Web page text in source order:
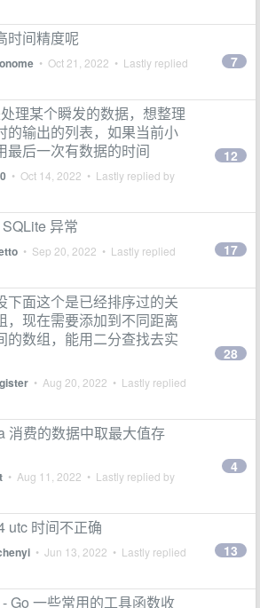
时间精度呢
• Oct 21, 2022 • Lastly replied
7
理某个瞬发的数据，想整理
的输出的列表，如果当前小
最后一次有数据的时间
• Oct 14, 2022 • Lastly replied by
12
异常
• Sep 20, 2022 • Lastly replied
17
下面这个是已经排序过的关
，现在需要添加到不同距离
的数组，能用二分查找去实
• Aug 20, 2022 • Lastly replied
28
消费的数据中取最大值存
• Aug 11, 2022 • Lastly replied by
4
utc 时间不正确
• Jun 13, 2022 • Lastly replied
13
Go 一些常用的工具函数收